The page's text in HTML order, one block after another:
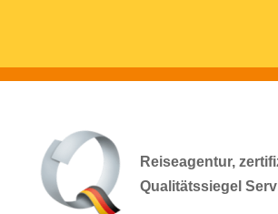
Reiseagentur,
Qualitätssiegel